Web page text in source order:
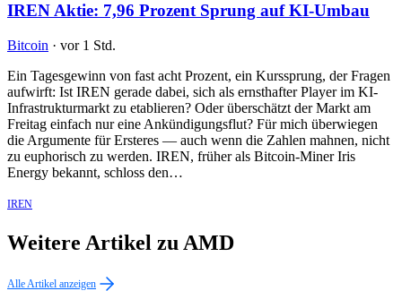
IREN Aktie: 7,96 Prozent Sprung auf KI-Umbau
Bitcoin · vor 1 Std.
Ein Tagesgewinn von fast acht Prozent, ein Kurssprung, der Fragen
aufwirft: Ist IREN gerade dabei, sich als ernsthafter Player im KI-
Infrastrukturmarkt zu etablieren? Oder überschätzt der Markt am
Freitag einfach nur eine Ankündigungsflut? Für mich überwiegen
die Argumente für Ersteres — auch wenn die Zahlen mahnen, nicht
zu euphorisch zu werden. IREN, früher als Bitcoin-Miner Iris
Energy bekannt, schloss den…
IREN
Weitere Artikel zu AMD
Alle Artikel anzeigen